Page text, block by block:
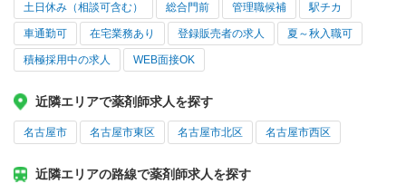
土日休み（相談可含む） 総合門前 管理職候補 駅チカ
車通勤可 在宅業務あり 登録販売者の求人 夏～秋入職可
積極採用中の求人 WEB面接OK
近隣エリアで薬剤師求人を探す
名古屋市 名古屋市東区 名古屋市北区 名古屋市西区
近隣エリアの路線で薬剤師求人を探す